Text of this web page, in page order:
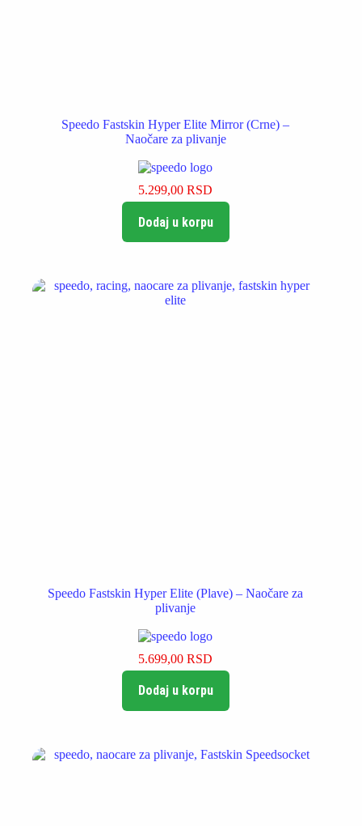
Speedo Fastskin Hyper Elite Mirror (Crne) –
Naočare za plivanje
5.299,00RSD
Dodaj u korpu
Speedo Fastskin Hyper Elite (Plave) – Naočare za
plivanje
5.699,00RSD
Dodaj u korpu